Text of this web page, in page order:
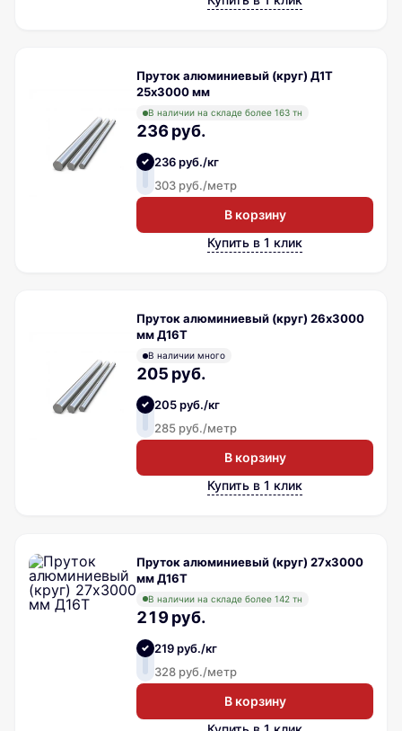
Пруток алюминиевый (круг) Д1Т
25х3000 мм
В наличии на складе более 163 тн
236 руб.
236 руб./кг
303 руб./метр
В корзину
Купить в 1 клик
Пруток алюминиевый (круг) 26х3000
мм Д16Т
В наличии много
205 руб.
205 руб./кг
285 руб./метр
В корзину
Купить в 1 клик
Пруток алюминиевый (круг) 27х3000
мм Д16Т
В наличии на складе более 142 тн
219 руб.
219 руб./кг
328 руб./метр
В корзину